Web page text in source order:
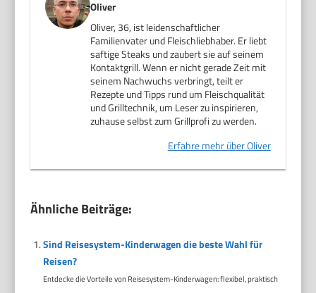
Oliver
Oliver, 36, ist leidenschaftlicher
Familienvater und Fleischliebhaber. Er liebt
saftige Steaks und zaubert sie auf seinem
Kontaktgrill. Wenn er nicht gerade Zeit mit
seinem Nachwuchs verbringt, teilt er
Rezepte und Tipps rund um Fleischqualität
und Grilltechnik, um Leser zu inspirieren,
zuhause selbst zum Grillprofi zu werden.
Erfahre mehr über Oliver
Ähnliche Beiträge:
Sind Reisesystem-Kinderwagen die beste Wahl für
Reisen?
Entdecke die Vorteile von Reisesystem-Kinderwagen: flexibel, praktisch